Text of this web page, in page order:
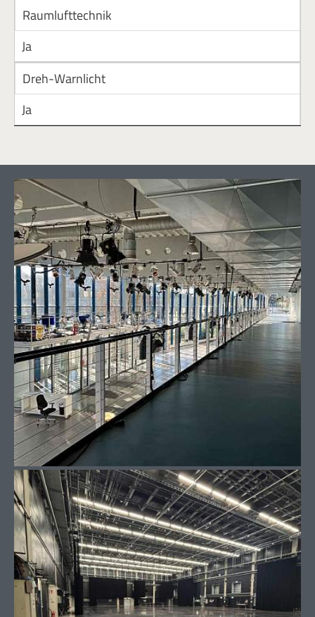
Raumlufttechnik
Ja
Dreh-Warnlicht
Ja